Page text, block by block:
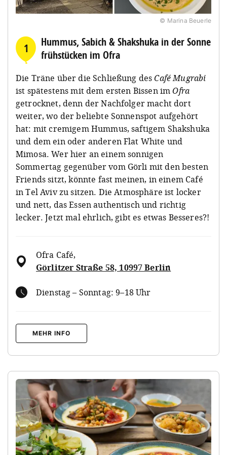
© Marina Beuerle
1
Hummus, Sabich & Shakshuka in der Sonne
frühstücken im Ofra
Die Träne über die Schließung desCafé Mugrabi
ist spätestens mit dem ersten Bissen imOfra
getrocknet, denn der Nachfolger macht dort
weiter, wo der beliebte Sonnenspot aufgehört
hat: mit cremigem Hummus, saftigem Shakshuka
und dem ein oder anderen Flat White und
Mimosa. Wer hier an einem sonnigen
Sommertag gegenüber vom Görli mit den besten
Friends sitzt, könnte fast meinen, in einem Café
in Tel Aviv zu sitzen. Die Atmosphäre ist locker
und nett, das Essen authentisch und richtig
lecker. Jetzt mal ehrlich, gibt es etwas Besseres?!
Ofra Café,
Görlitzer Straße 58, 10997 Berlin
Dienstag – Sonntag: 9–18 Uhr
MEHR INFO